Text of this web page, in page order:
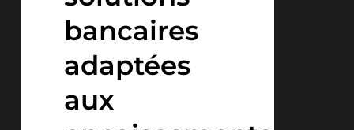
bancaires
adaptées
aux